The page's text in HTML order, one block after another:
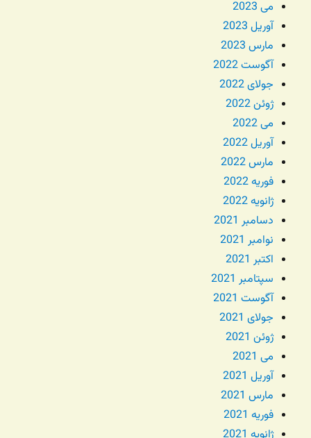
می 2023
آوریل 2023
مارس 2023
آگوست 2022
جولای 2022
ژوئن 2022
می 2022
آوریل 2022
مارس 2022
فوریه 2022
ژانویه 2022
دسامبر 2021
نوامبر 2021
اکتبر 2021
سپتامبر 2021
آگوست 2021
جولای 2021
ژوئن 2021
می 2021
آوریل 2021
مارس 2021
فوریه 2021